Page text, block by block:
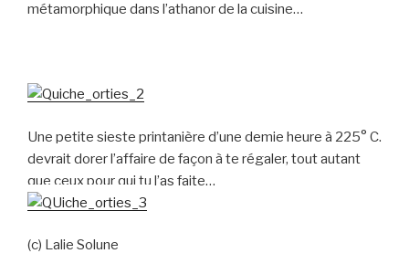
métamorphique dans l’athanor de la cuisine…
Une petite sieste printanière d’une demie heure à 225° C.
devrait dorer l’affaire de façon à te régaler, tout autant
que ceux pour qui tu l’as faite…
(c) Lalie Solune